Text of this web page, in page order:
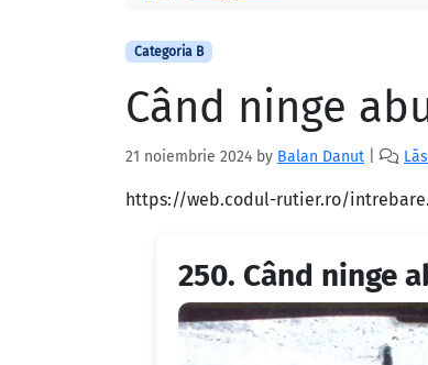
Categoria B
Când ninge
21 noiembrie 2024 by Balan Danut
https://web.codul-rutier.ro/
250. Când ninge